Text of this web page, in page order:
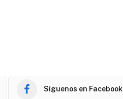
Síguenos en Facebook